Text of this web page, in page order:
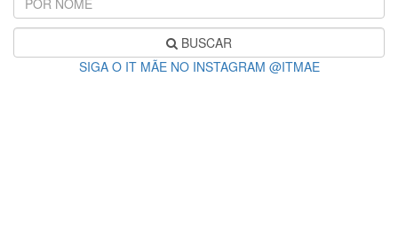
BUSCAR
SIGA O IT MÃE NO INSTAGRAM @ITMAE